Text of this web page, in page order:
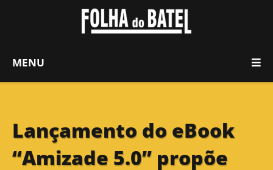
MENU
Lançamento do eBook
“Amizade 5.0” propõe